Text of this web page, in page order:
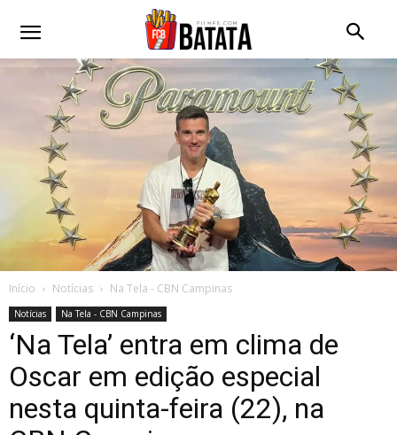
Início Notícias Na Tela - CBN Campinas
Notícias Na Tela - CBN Campinas
‘Na Tela’ entra em clima de
Oscar em edição especial
nesta quinta-feira (22), na